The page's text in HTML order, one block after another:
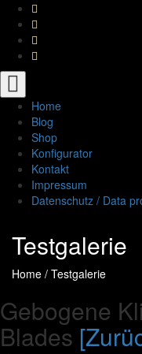
Toggle
navigation
Home
Blog
Shop
Konfigurator
Kontakt
Impressum
Datenschutz / Data
Testgalerie
Home / Testgalerie
Gebogene
Blades